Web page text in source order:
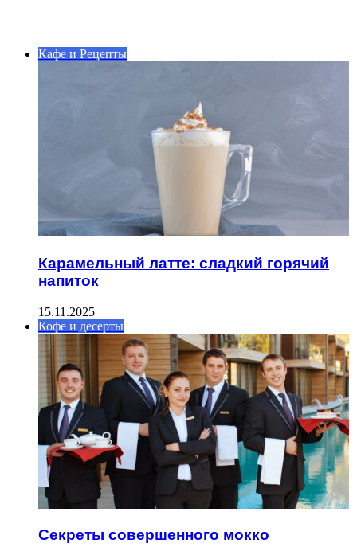
Кафе и Рецепты
Карамельный латте: сладкий горячий
напиток
15.11.2025
Кофе и десерты
Секреты совершенного мокко